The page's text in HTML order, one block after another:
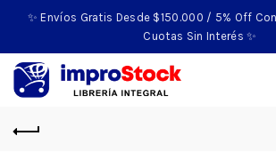
✨ Envíos Gratis Desde $150.000 / 5% Off
Cuotas Sin Interés ✨